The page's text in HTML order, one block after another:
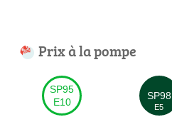
Prix à la pompe
SP95
E10
SP98
E5